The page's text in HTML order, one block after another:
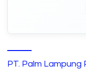
PT. Palm Lampung